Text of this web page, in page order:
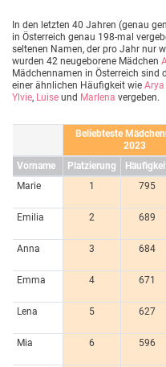
In den letzten 40 Jahren (genau
in Österreich genau 198-mal
seltenen Namen, der pro Jahr nur
wurden 42 neugeborene Mädchen
Mädchennamen in Österreich sind
einer ähnlichen Häufigkeit wie Arya
Ylvie, Luise und Marlena vergeben.
Beliebteste
2023
Vorname
Platzierung
Marie
1 795
Emilia
2 689
Anna
3 684
Emma
4 671
Lena
5 627
Mia
6 596